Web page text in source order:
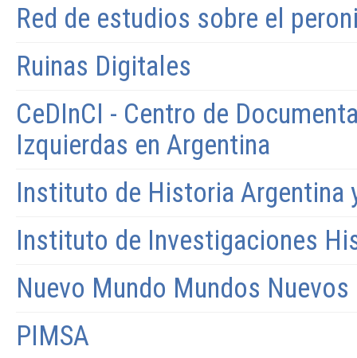
Red de estudios sobre el
Ruinas Digitales
CeDInCI - Centro de
Izquierdas en Argentina
Instituto de Historia Argentina
Instituto de Investigaciones
Nuevo Mundo Mundos Nuevos
PIMSA